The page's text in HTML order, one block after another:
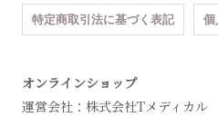
特定商取引法に基づく表記 個
オンラインショップ
運営会社：株式会社Tメディカル